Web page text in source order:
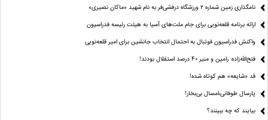
نامگذاری زمین شماره ۲ ورزشگاه درفشی‌فر به نام شهید «ماکان نصیری»
ارائه برنامه‌ قلعه‌نویی برای جام ملت‌های آسیا به هیئت رئیسه فدراسیون
واکنش فدراسیون فوتبال به احتمال انتخاب جانشین برای امیر قلعه‌نویی
فتح‌الله‌زاده: رامین و منیر 40 درصد استقلال بودند!
قد «شایعه» هم کوتاه شده!
پارسال طوفانی،امسال بی‌بخار!
بیایند که چه ببینند؟